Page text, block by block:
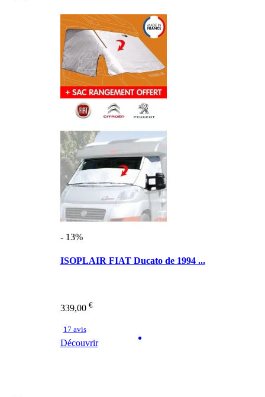
- 13%
ISOPLAIR FIAT Ducato de 1994 ...
339,00 €
17 avis
Découvrir